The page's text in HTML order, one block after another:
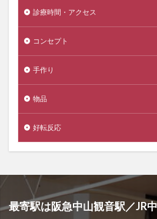
診療時間・アクセス
コンセプト
手作り
物品
好転反応
最寄駅は阪急中山観音駅／JR